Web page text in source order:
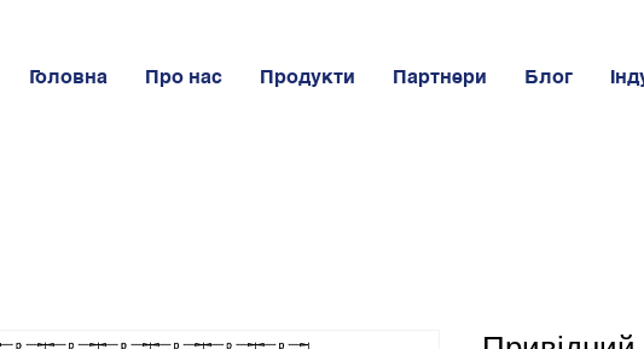
Головна Про нас Продукти Партнери Блог